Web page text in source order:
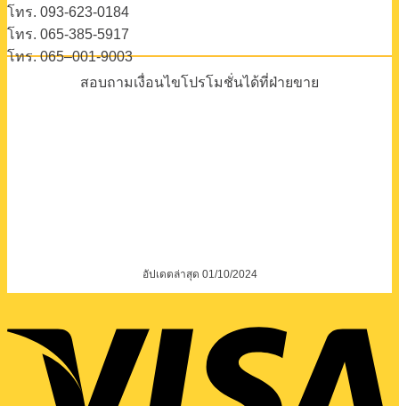
โทร. 093-623-0184
โทร. 065-385-5917
โทร. 065–001-9003
สอบถามเงื่อนไขโปรโมชั่นได้ที่ฝ่ายขาย
อัปเดตล่าสุด 01/10/2024